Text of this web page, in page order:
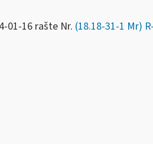
01-16 rašte Nr. (18.18-31-1 Mr)